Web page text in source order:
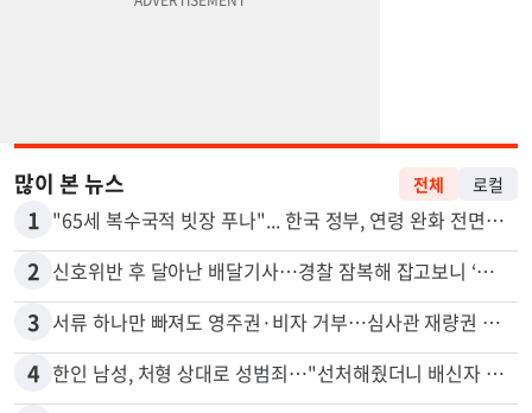
1 "65세 복수국적 빗장 푸나"... 한국 정부, 연령 완화 전면 추진
2 신호위반 후 달아난 배달기사…경찰 잠복해 잡고보니 ‘반전’
3 서류 하나만 빠져도 영주권·비자 거부…심사관 재량권 대폭 확대